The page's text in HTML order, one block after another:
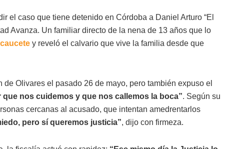
el caso que tiene detenido en Córdoba a Daniel Arturo “El
Avanza. Un familiar directo de la nena de 13 años que lo
y reveló el calvario que vive la familia desde que
Olivares el pasado 26 de mayo, pero también expuso el
que nos cuidemos y que nos callemos la boca”. Según su
cercanas al acusado, que intentan amedrentarlos
pero sí queremos justicia”, dijo con firmeza.